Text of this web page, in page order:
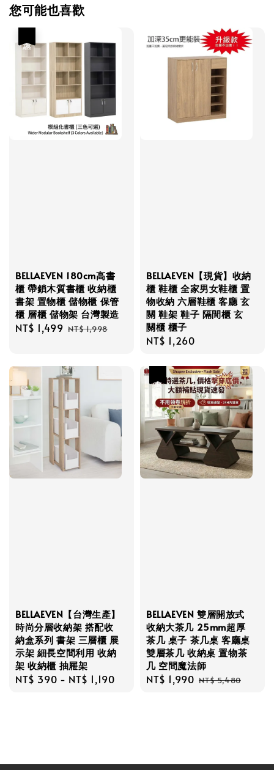
您可能也喜歡
BELLAEVEN 180cm高書
櫃 帶鎖木質書櫃 收納櫃
書架 置物櫃 儲物櫃 保管
櫃 層櫃 儲物架 台灣製造
Sale
NT$ 1,499 Regular
NT$ 1,998
BELLAEVEN【現貨】收納
櫃 鞋櫃 全家男女鞋櫃 置
物收納 六層鞋櫃 客廳 玄
關 鞋架 鞋子 隔間櫃 玄
關櫃 櫃子
Regular
NT$ 1,260
BELLAEVEN【台灣生產】
時尚分層收納架 搭配收
納盒系列 書架 三層櫃 展
示架 細長空間利用 收納
架 收納櫃 抽屜架
Regular
NT$ 390 - NT$ 1,190
BELLAEVEN 雙層開放式
收納大茶几 25mm超厚
茶几 桌子 茶几桌 客廳桌
雙層茶几 收納桌 置物茶
几 空間魔法師
Sale
NT$ 1,990 Regular
NT$ 5,480